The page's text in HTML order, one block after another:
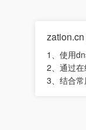
1、使用
2、通过
3、结合